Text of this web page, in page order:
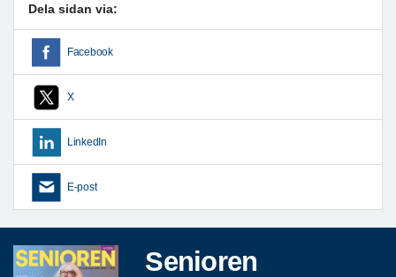
Dela sidan via:
Facebook
X
LinkedIn
E-post
Senioren